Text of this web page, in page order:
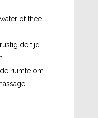
of thee
de tijd
ruimte om